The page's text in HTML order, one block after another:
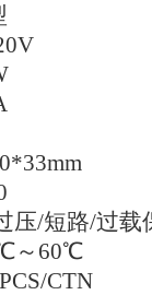
压/短路/过载
～60℃
CTN